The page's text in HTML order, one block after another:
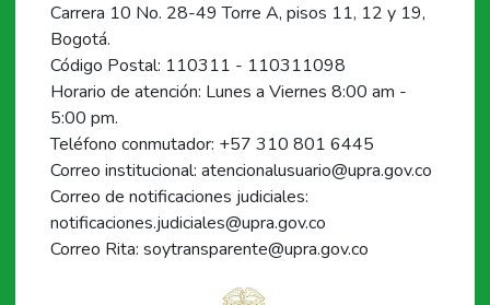
Carrera 10 No. 28-49 Torre A, pisos 11, 12 y 19,
Bogotá.
Código Postal: 110311 - 110311098
Horario de atención: Lunes a Viernes 8:00 am -
5:00 pm.
Teléfono conmutador: +57 310 801 6445
Correo institucional: atencionalusuario@upra.gov.co
Correo de notificaciones judiciales:
notificaciones.judiciales@upra.gov.co
Correo Rita: soytransparente@upra.gov.co